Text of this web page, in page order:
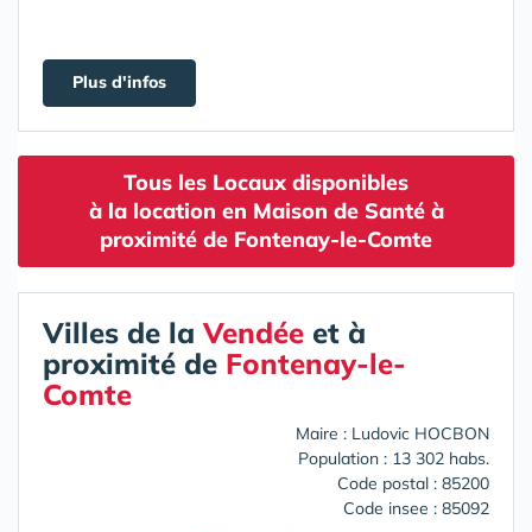
Plus d'infos
Tous les Locaux disponibles
à la location en Maison de Santé à
proximité de Fontenay-le-Comte
Villes de laVendée et à
proximité de Fontenay-le-
Comte
Maire : Ludovic HOCBON
Population : 13 302 habs.
Code postal : 85200
Code insee : 85092